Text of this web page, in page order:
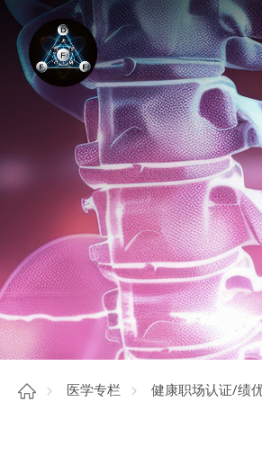
医学专栏 健康职场认证/绩